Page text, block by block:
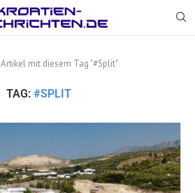
Artikel mit diesem Tag "#Split"
TAG: #SPLIT